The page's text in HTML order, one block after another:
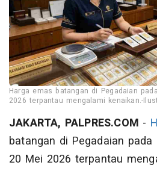
Harga emas batangan di Pegadaian
2026 terpantau mengalami kenaikan.-
JAKARTA, PALPRES.COM -
batangan di Pegadaian pada
20 Mei 2026 terpantau